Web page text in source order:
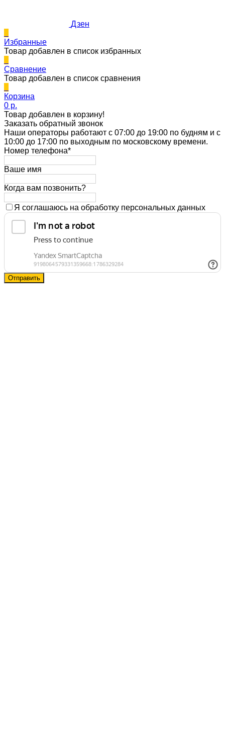
Дзен
Избранные
Товар добавлен в список избранных
Сравнение
Товар добавлен в список сравнения
Корзина
0 p.
Товар добавлен в корзину!
Заказать обратный звонок
Наши операторы работают с 07:00 до 19:00 по будням и с
10:00 до 17:00 по выходным по московскому времени.
Номер телефона*
Ваше имя
Когда вам позвонить?
Я соглашаюсь на обработку персональных данных